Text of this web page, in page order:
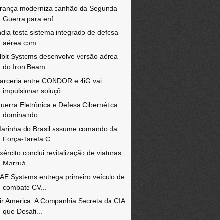
moderniza canhão da Segunda
Guerra para enf...
testa sistema integrado de defesa
aérea com ...
Systems desenvolve versão aérea
do Iron Beam...
entre CONDOR e 4iG vai
impulsionar soluçõ...
Eletrônica e Defesa Cibernética:
dominando ...
do Brasil assume comando da
Força-Tarefa C...
conclui revitalização de viaturas
Marruá ...
Systems entrega primeiro veículo de
combate CV...
America: A Companhia Secreta da CIA
que Desafi...